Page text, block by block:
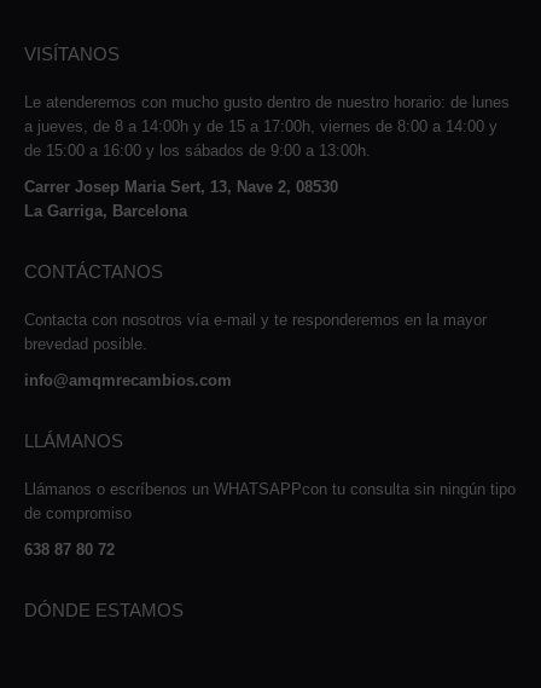
VISÍTANOS
Le atenderemos con mucho gusto dentro de nuestro horario: de lunes
a jueves, de 8 a 14:00h y de 15 a 17:00h, viernes de 8:00 a 14:00 y
de 15:00 a 16:00 y los sábados de 9:00 a 13:00h.
Carrer Josep Maria Sert, 13, Nave 2, 08530
La Garriga, Barcelona
CONTÁCTANOS
Contacta con nosotros vía e-mail y te responderemos en la mayor
brevedad posible.
info@amqmrecambios.com
LLÁMANOS
Llámanos o escríbenos un WHATSAPPcon tu consulta sin ningún tipo
de compromiso
638 87 80 72
DÓNDE ESTAMOS